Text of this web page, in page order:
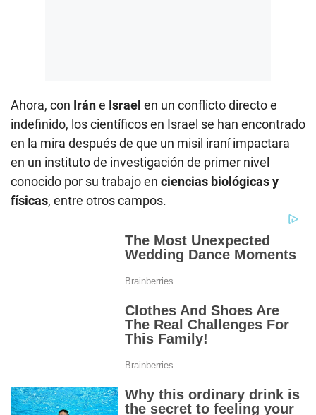
Ahora, con Iráne Israel en un conflicto directo e
indefinido, los científicos en Israel se han encontrado
en la mira después de que un misil iraní impactara
en un instituto de investigación de primer nivel
conocido por su trabajo en ciencias biológicas y
físicas, entre otros campos.